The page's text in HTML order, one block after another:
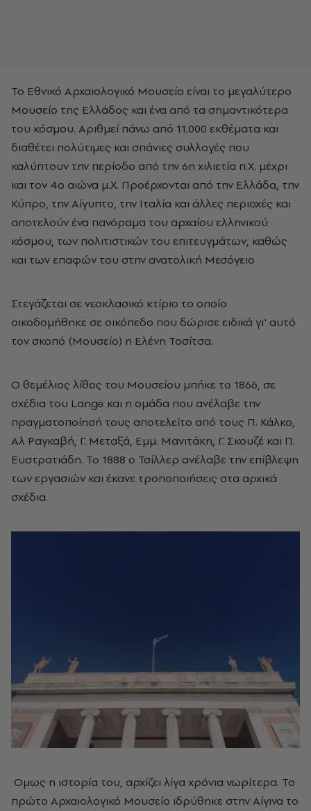
Το Εθνικό Αρχαιολογικό Μουσείο είναι το μεγαλύτερο
Μουσείο της Ελλάδος και ένα από τα σημαντικότερα
του κόσμου. Αριθμεί πάνω από 11.000 εκθέματα και
διαθέτει πολύτιμες και σπάνιες συλλογές που
καλύπτουν την περίοδο από την 6η χιλιετία π.Χ. μέχρι
και τον 4ο αιώνα μ.Χ. Προέρχονται από την Ελλάδα, την
Κύπρο, την Αίγυπτο, την Ιταλία και άλλες περιοχές και
αποτελούν ένα πανόραμα του αρχαίου ελληνικού
κόσμου, των πολιτιστικών του επιτευγμάτων, καθώς
και των επαφών του στην ανατολική Μεσόγειο
Στεγάζεται σε νεοκλασικό κτίριο το οποίο
οικοδομήθηκε σε οικόπεδο που δώρισε ειδικά γι' αυτό
τον σκοπό (Μουσείο) η Ελένη Τοσίτσα.
Ο θεμέλιος λίθος του Μουσείου μπήκε το 1866, σε
σχέδια του Lange και η ομάδα που ανέλαβε την
πραγματοποίησή τους αποτελείτο από τους Π. Κάλκο,
Αλ Ραγκαβή, Γ. Μεταξά, Εμμ. Μανιτάκη, Γ. Σκουζέ και Π.
Ευστρατιάδη. Το 1888 ο Τσίλλερ ανέλαβε την επίβλεψη
των εργασιών και έκανε τροποποιήσεις στα αρχικά
σχέδια.
Ομως η ιστορία του, αρχίζει λίγα χρόνια νωρίτερα. Το
πρώτο Αρχαιολογικό Μουσείο ιδρύθηκε στην Αίγινα το